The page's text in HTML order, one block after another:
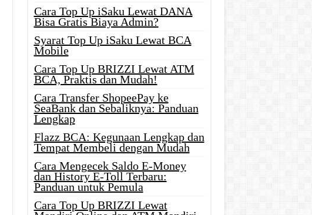
Cara Top Up iSaku Lewat DANA
Bisa Gratis Biaya Admin?
Syarat Top Up iSaku Lewat BCA
Mobile
Cara Top Up BRIZZI Lewat ATM
BCA, Praktis dan Mudah!
Cara Transfer ShopeePay ke
SeaBank dan Sebaliknya: Panduan
Lengkap
Flazz BCA: Kegunaan Lengkap dan
Tempat Membeli dengan Mudah
Cara Mengecek Saldo E-Money
dan History E-Toll Terbaru:
Panduan untuk Pemula
Cara Top Up BRIZZI Lewat